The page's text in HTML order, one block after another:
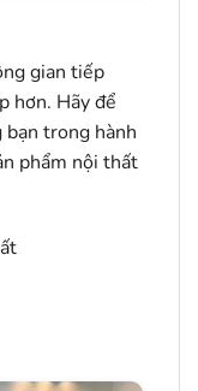
gian tiếp
hơn. Hãy để
bạn trong hành
phẩm nội thất